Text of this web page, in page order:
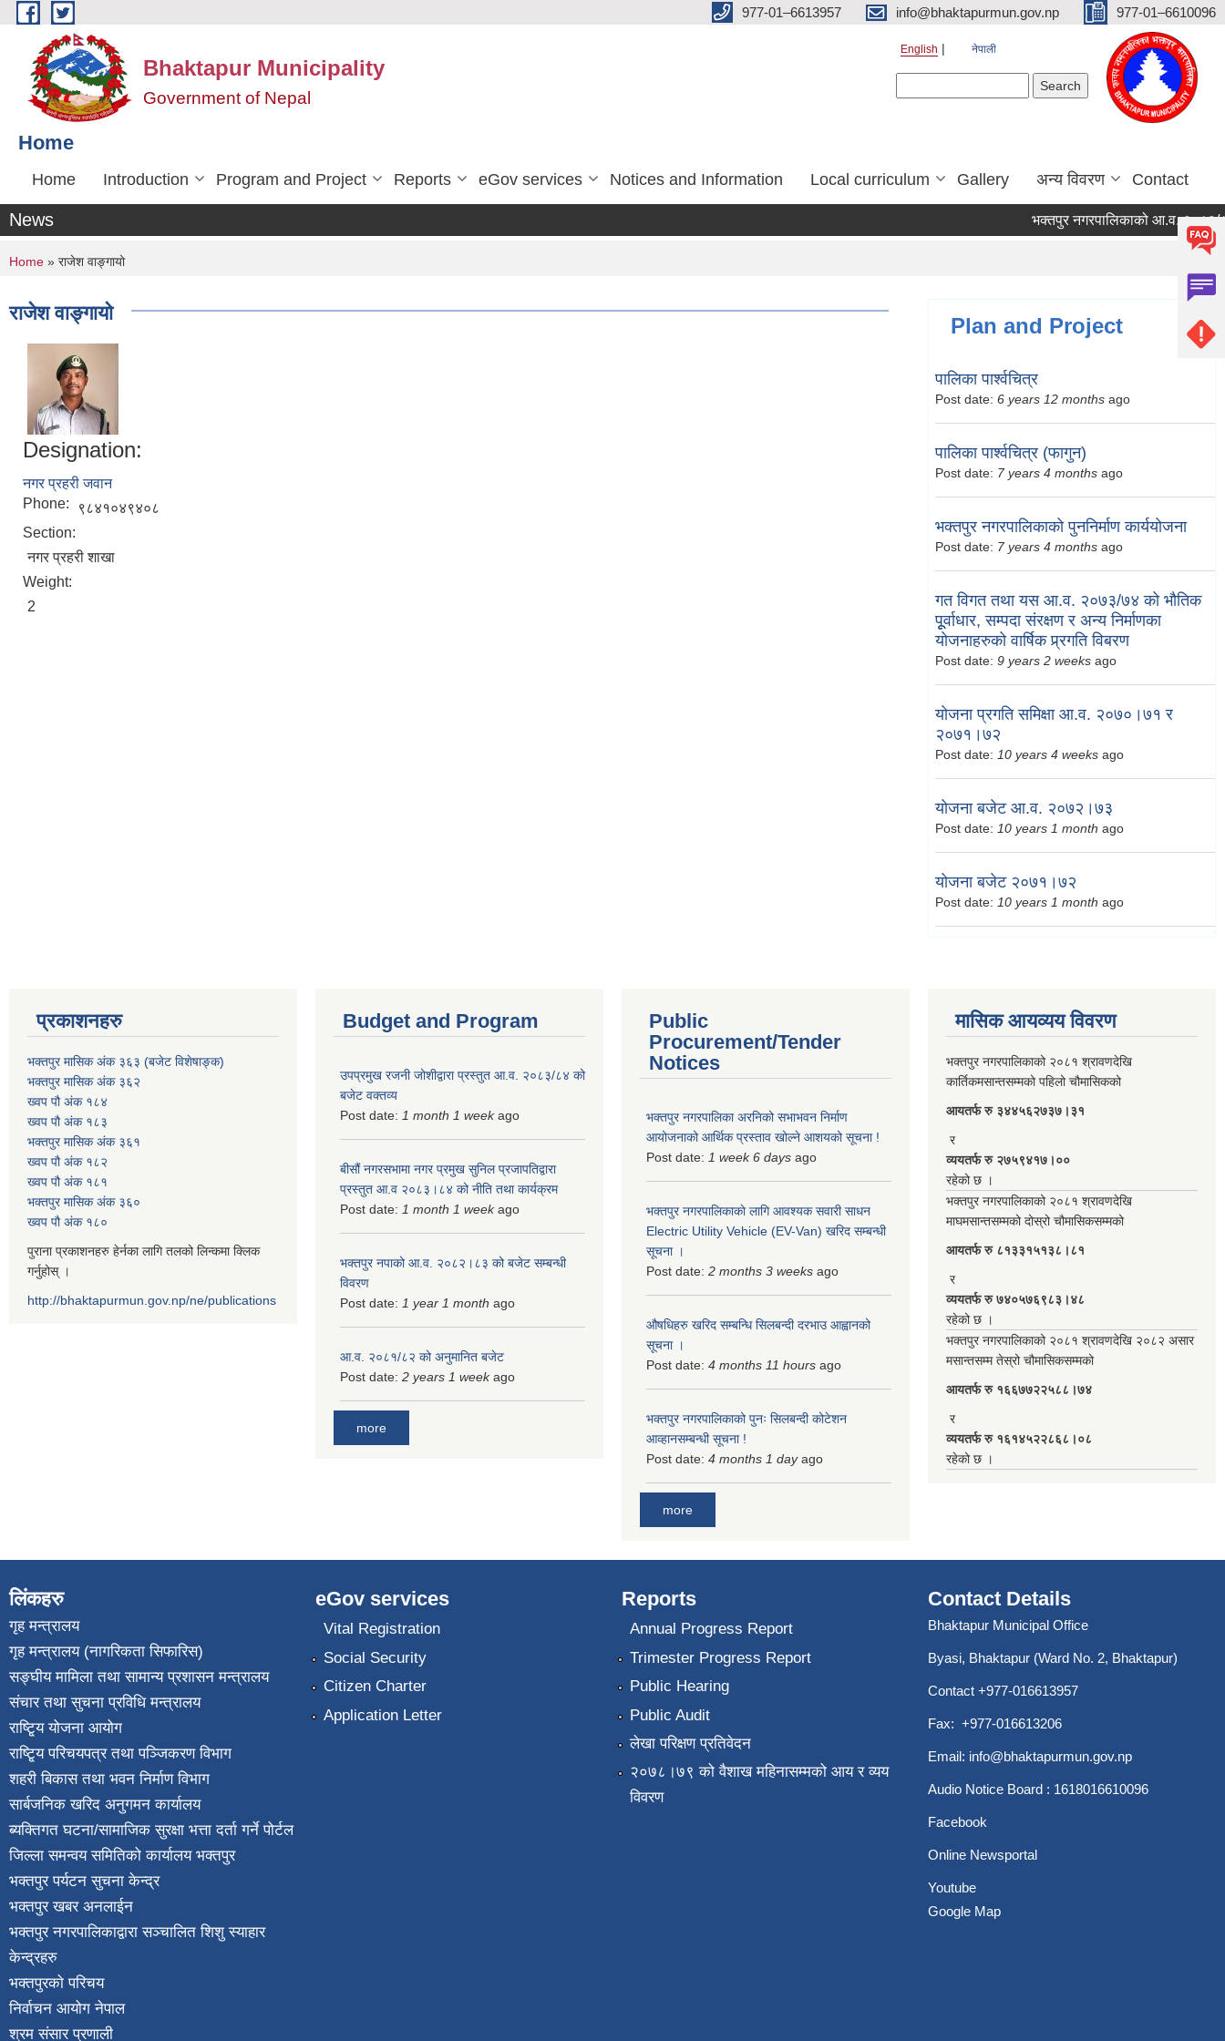
Skip to main content 977-01–6613957 info@bhaktapurmun.gov.np 977-01–6610096
Bhaktapur Municipality
Government of Nepal
English नेपाली
Home
Home Introduction Program and Project Reports eGov services Notices and Information Local curriculum Gallery अन्य विवरण Contact
News भक्तपुर नगरपालिकाको आ.व. २०८३/८४
You are here
Home » राजेश वाङ्गायो
राजेश वाङ्गायो
Designation:
नगर प्रहरी जवान
Phone:
९८४१०४९४०८
Section:
नगर प्रहरी शाखा
Weight:
2
Plan and Project
पालिका पार्श्वचित्र
Post date: 6 years 12 months ago
पालिका पार्श्वचित्र (फागुन)
Post date: 7 years 4 months ago
भक्तपुर नगरपालिकाको पुननिर्माण कार्ययोजना
Post date: 7 years 4 months ago
गत विगत तथा यस आ.व. २०७३/७४ को भौतिक
पूूर्वाधार, सम्पदा संरक्षण र अन्य निर्माणका
योजनाहरुको वार्षिक प्र्रगति विबरण
Post date: 9 years 2 weeks ago
योजना प्रगति समिक्षा आ.व. २०७०।७१ र
२०७१।७२
Post date: 10 years 4 weeks ago
योजना बजेट आ.व. २०७२।७३
Post date: 10 years 1 month ago
योजना बजेट २०७१।७२
Post date: 10 years 1 month ago
प्रकाशनहरु
भक्तपुर मासिक अंक ३६३ (बजेट विशेषाङ्क)
भक्तपुर मासिक अंक ३६२
ख्वप पौ अंक १८४
ख्वप पौ अंक १८३
भक्तपुर मासिक अंक ३६१
ख्वप पौ अंक १८२
ख्वप पौ अंक १८१
भक्तपुर मासिक अंक ३६०
ख्वप पौ अंक १८०
पुराना प्रकाशनहरु हेर्नका लागि तलको लिन्कमा क्लिक
गर्नुहोस् ।
http://bhaktapurmun.gov.np/ne/publications
Budget and Program
उपप्रमुख रजनी जोशीद्वारा प्रस्तुत आ.व. २०८३/८४ को
बजेट वक्तव्य
Post date: 1 month 1 weekago
बीसौं नगरसभामा नगर प्रमुख सुनिल प्रजापतिद्वारा
प्रस्तुत आ.व‍ २०८३।८४ को नीति तथा कार्यक्रम
Post date: 1 month 1 weekago
भक्तपुर नपाको आ.व. २०८२।८३ को बजेट सम्बन्धी
विवरण
Post date: 1 year 1 month ago
आ.व. २०८१/८२ को अनुमानित बजेट
Post date: 2 years 1 weekago
more
Public
Procurement/Tender
Notices
भक्तपुर नगरपालिका अरनिको सभाभवन निर्माण
आयोजनाको आर्थिक प्रस्ताव खोल्ने आशयको सूचना !
Post date: 1 week 6 days ago
भक्तपुर नगरपालिकाकाे लागि आवश्यक सवारी साधन
Electric Utility Vehicle (EV-Van) खरिद सम्बन्धी
सूचना ।
Post date: 2 months 3 weeks ago
औषधिहरु खरिद सम्बन्धि सिलबन्दी दरभाउ आह्वानको
सूचना ।
Post date: 4 months 11 hours ago
भक्तपुर नगरपालिकाको पुनः सिलबन्दी कोटेशन
आव्हानसम्बन्धी सूचना !
Post date: 4 months 1 dayago
more
मासिक आयव्यय विवरण
भक्तपुर नगरपालिकाको २०८१ श्रावणदेखि
कार्तिकमसान्तसम्मको पहिलो चौमासिकको
आयतर्फ रु‌ ३४४५६२७३७।३१
र
व्ययतर्फ रु २७५९४१७।००
रहेको छ ।
भक्तपुर नगरपालिकाको २०८१ श्रावणदेखि
माघमसान्तसम्मको दोस्रो चौमासिकसम्मको
आयतर्फ रु‌ ८१३३१५१३८।८१
र
व्ययतर्फ रु ७४०५७६९८३।४८
रहेको छ ।
भक्तपुर नगरपालिकाको २०८१ श्रावणदेखि २०८२ असार
मसान्तसम्म तेस्रो चौमासिकसम्मको
आयतर्फ रु‌ १६६७७२२५८८।७४
र
व्ययतर्फ रु १६१४५२२८६८।०८
रहेको छ ।
लिंकहरु
गृह मन्त्रालय
गृह मन्त्रालय (नागरिकता सिफारिस)
सङ्घीय मामिला तथा सामान्य प्रशासन मन्त्रालय
संचार तथा सुचना प्रविधि मन्त्रालय
राष्टि्ृय योजना आयोग
राष्टि्ृय परिचयपत्र तथा पञ्जिकरण विभाग
शहरी बिकास तथा भवन निर्माण विभाग
सार्बजनिक खरिद अनुगमन कार्यालय
ब्यक्तिगत घटना/सामाजिक सुरक्षा भत्ता दर्ता गर्ने पोर्टल
जिल्ला समन्वय समितिको कार्यालय भक्तपुर
भक्तपुर पर्यटन सुचना केन्द्र
भक्तपुर खबर अनलाईन
भक्तपुर नगरपालिकाद्वारा सञ्चालित शिशु स्याहार
केन्द्रहरु
भक्तपुरकाे परिचय
निर्वाचन आयोग नेपाल
श्रम संसार प्रणाली
eGov services
Vital Registration
Social Security
Citizen Charter
Application Letter
Reports
Annual Progress Report
Trimester Progress Report
Public Hearing
Public Audit
लेखा परिक्षण प्रतिवेदन
२०७८।७९ को वैशाख महिनासम्मको आय र व्यय
विवरण
Contact Details
Bhaktapur Municipal Office
Byasi, Bhaktapur (Ward No. 2, Bhaktapur)
Contact +977-016613957
Fax: +977-016613206
Email: info@bhaktapurmun.gov.np
Audio Notice Board : 1618016610096
Facebook
Online Newsportal
Youtube
Google Map